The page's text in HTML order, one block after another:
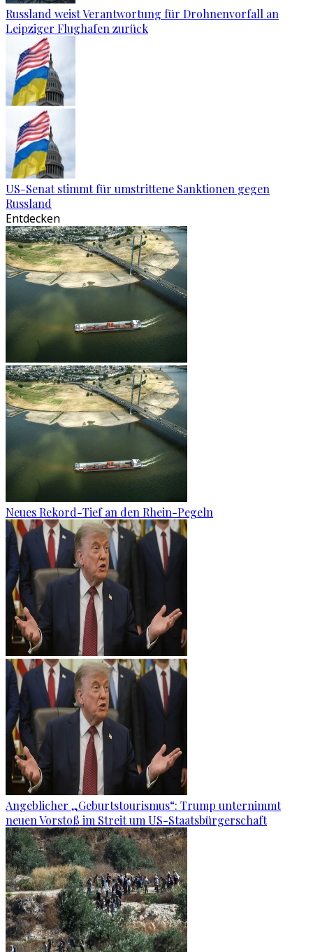
Russland weist Verantwortung für Drohnenvorfall an
Leipziger Flughafen zurück
US-Senat stimmt für umstrittene Sanktionen gegen
Russland
Entdecken
Neues Rekord-Tief an den Rhein-Pegeln
Angeblicher „Geburtstourismus“: Trump unternimmt
neuen Vorstoß im Streit um US-Staatsbürgerschaft